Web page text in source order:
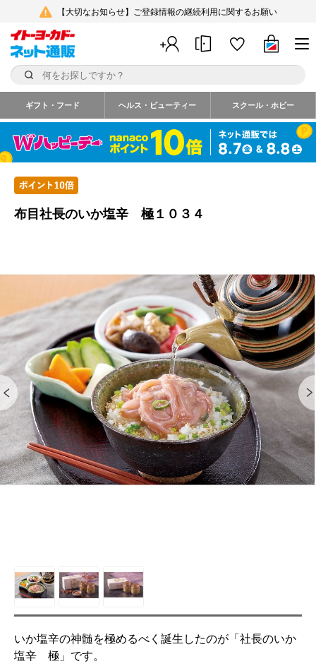
【大切なお知らせ】ご登録情報の継続利用に関するお願い
ギフト・フード ヘルス・ビューティー スクール・ホビー
布目社長のいか塩辛 極１０３４
いか塩辛の神髄を極めるべく誕生したのが「社長のいか
塩辛 極」です。